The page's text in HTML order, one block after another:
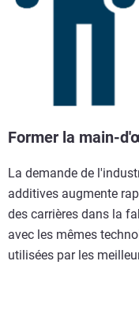
Former la main-
La demande de
additives augmente
des carrières dans la
avec les mêmes
utilisées par les